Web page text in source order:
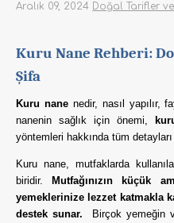
Aralık 09, 2024 Doğal Tarifler
Kuru Nane Rehberi:
Şifa
Kuru nane nedir, nasıl yapılır,
nanenin sağlık için önemi,
yöntemleri hakkında tüm detayları
Kuru nane, mutfaklarda
biridir.
Mutfağınızın küçük
yemeklerinize lezzet katmakla
destek sunar.
Birçok yemeğin